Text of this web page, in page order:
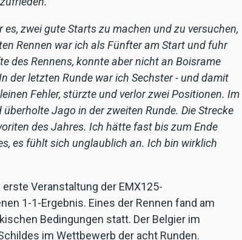
zwei gute Starts zu machen und zu versuchen,
Rennen war ich als Fünfter am Start und fuhr
des Rennens, konnte aber nicht an Boisrame
der letzten Runde war ich Sechster - und damit
Fehler, stürzte und verlor zwei Positionen. Im
Jago in der zweiten Runde. Die Strecke
des Jahres. Ich hätte fast bis zum Ende
es fühlt sich unglaublich an. Ich bin wirklich
Veranstaltung der EMX125-
1-1-Ergebnis. Eines der Rennen fand am
Bedingungen statt. Der Belgier im
im Wettbewerb der acht Runden.